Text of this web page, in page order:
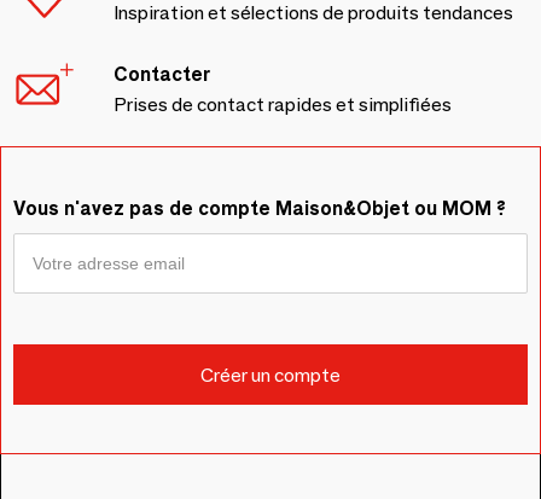
Inspiration et sélections de produits tendances
Contacter
Prises de contact rapides et simplifiées
Vous n'avez pas de compte Maison&Objet ou MOM ?